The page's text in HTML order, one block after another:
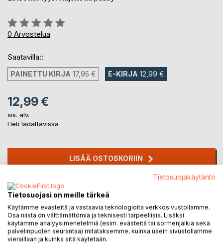
Arvostelu::
0%
0 Arvostelua
Saatavilla::
PAINETTU KIRJA 17,95 € E-KIRJA 12,99 €
12,99 €
sis. alv.
Heti ladattavissa
LISÄÄ OSTOSKORIIN
Lisää muistilistalle
Arvostele tuote
Tietosuojakäytäntö
Tietosuojasi on meille tärkeä
Käytämme evästeitä ja vastaavia teknologioita verkkosivustollamme.
Osa niistä on välttämättömiä ja teknisesti tarpeellisia. Lisäksi
käytämme analyysimenetelmiä (esim. evästeitä tai sormenjälkiä sekä
palvelinpuolen seurantaa) mitataksemme, kuinka usein sivustollamme
vieraillaan ja kuinka sitä käytetään.